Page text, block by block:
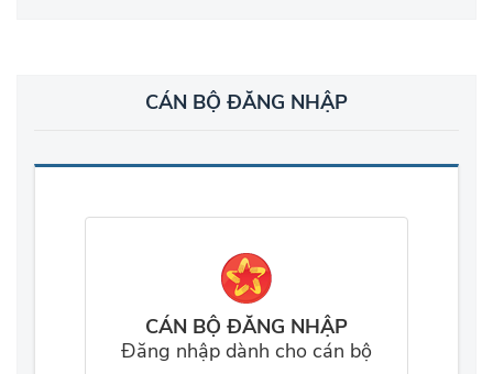
CÁN BỘ ĐĂNG NHẬP
CÁN BỘ ĐĂNG NHẬP
Đăng nhập dành cho cán bộ